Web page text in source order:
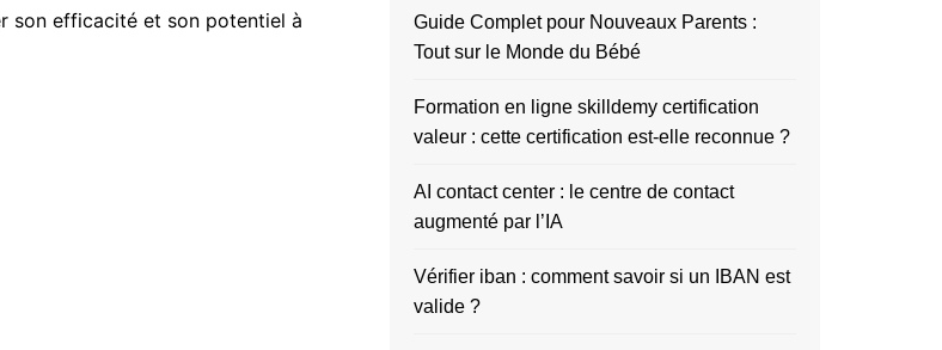
son efficacité et son potentiel à
Guide Complet pour Nouveaux Parents :
Tout sur le Monde du Bébé
Formation en ligne skilldemy certification
valeur : cette certification est-elle reconnue ?
AI contact center : le centre de contact
augmenté par l’IA
Vérifier iban : comment savoir si un IBAN est
valide ?